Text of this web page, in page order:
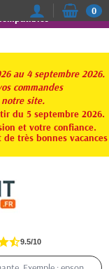
au 4 septembre 2026.
commandes
site.
du 5 septembre 2026.
et votre confiance.
très bonnes vacances
0
9.5/10